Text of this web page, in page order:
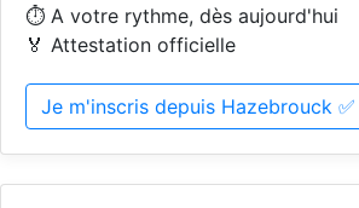
⏱️ A votre rythme, dès aujourd'hui
🏅 Attestation officielle
Je m'inscris depuis Hazebrouck ✅